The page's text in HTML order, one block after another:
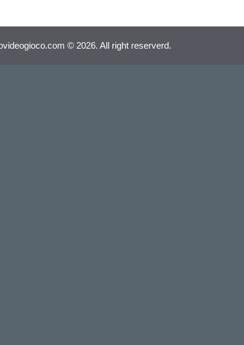
© 2026. All right reserverd.